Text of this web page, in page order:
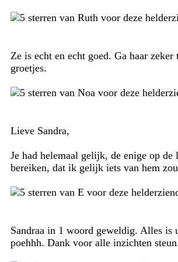
Ze is echt en echt goed. Ga haar
groetjes.
Lieve Sandra,
Je had helemaal gelijk, de enige op
bereiken, dat ik gelijk iets van hem
Sandraa in 1 woord geweldig. Alles is
poehhh. Dank voor alle inzichten